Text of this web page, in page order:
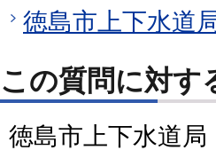
徳島市上下水道
この質問に対す
徳島市上下水道